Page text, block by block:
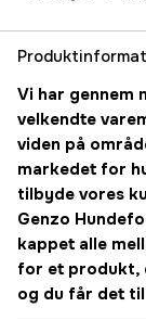
Vi har gennem
velkendte
viden på
markedet for
tilbyde vores
Genzo
kappet alle
for et produkt,
og du får det